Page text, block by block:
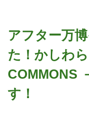
アフター万
た！かしわ
COMMONS
す！